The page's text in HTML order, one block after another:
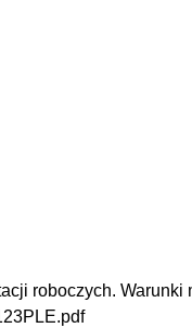
roboczych.